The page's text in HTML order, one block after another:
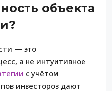
объекта
— это
а не интуитивное
с учётом
инвесторов дают